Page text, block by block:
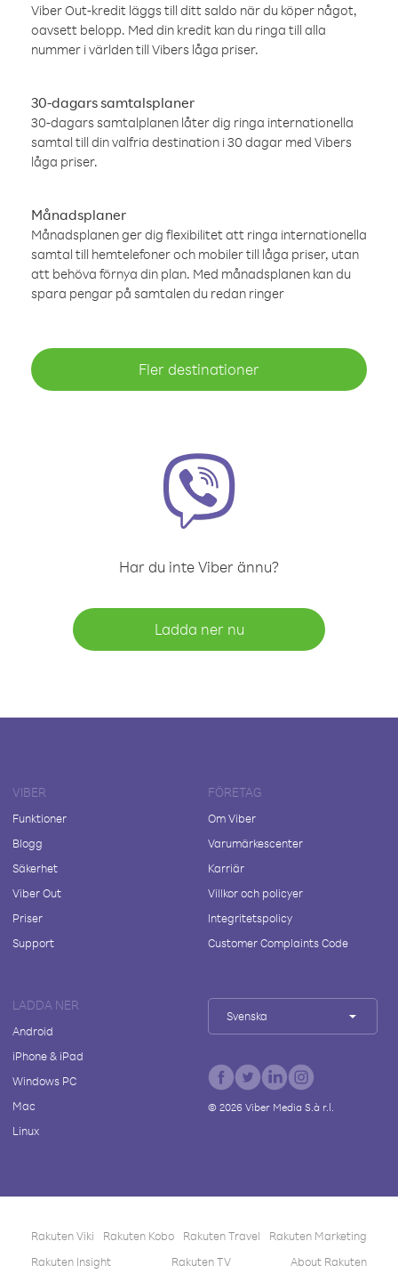
Viber Out-kredit läggs till ditt saldo när du köper något,
oavsett belopp. Med din kredit kan du ringa till alla
nummer i världen till Vibers låga priser.
30-dagars samtalsplaner
30-dagars samtalplanen låter dig ringa internationella
samtal till din valfria destination i 30 dagar med Vibers
låga priser.
Månadsplaner
Månadsplanen ger dig flexibilitet att ringa internationella
samtal till hemtelefoner och mobiler till låga priser, utan
att behöva förnya din plan. Med månadsplanen kan du
spara pengar på samtalen du redan ringer
Fler destinationer
Har du inte Viber ännu?
Ladda ner nu
VIBER
Funktioner
Blogg
Säkerhet
Viber Out
Priser
Support
FÖRETAG
Om Viber
Varumärkescenter
Karriär
Villkor och policyer
Integritetspolicy
Customer Complaints Code
LADDA NER
Android
iPhone & iPad
Windows PC
Mac
Linux
Svenska
© 2026Viber Media S.à r.l.
Rakuten Viki Rakuten Kobo Rakuten Travel
Rakuten Marketing
Rakuten Insight
Rakuten TV About Rakuten